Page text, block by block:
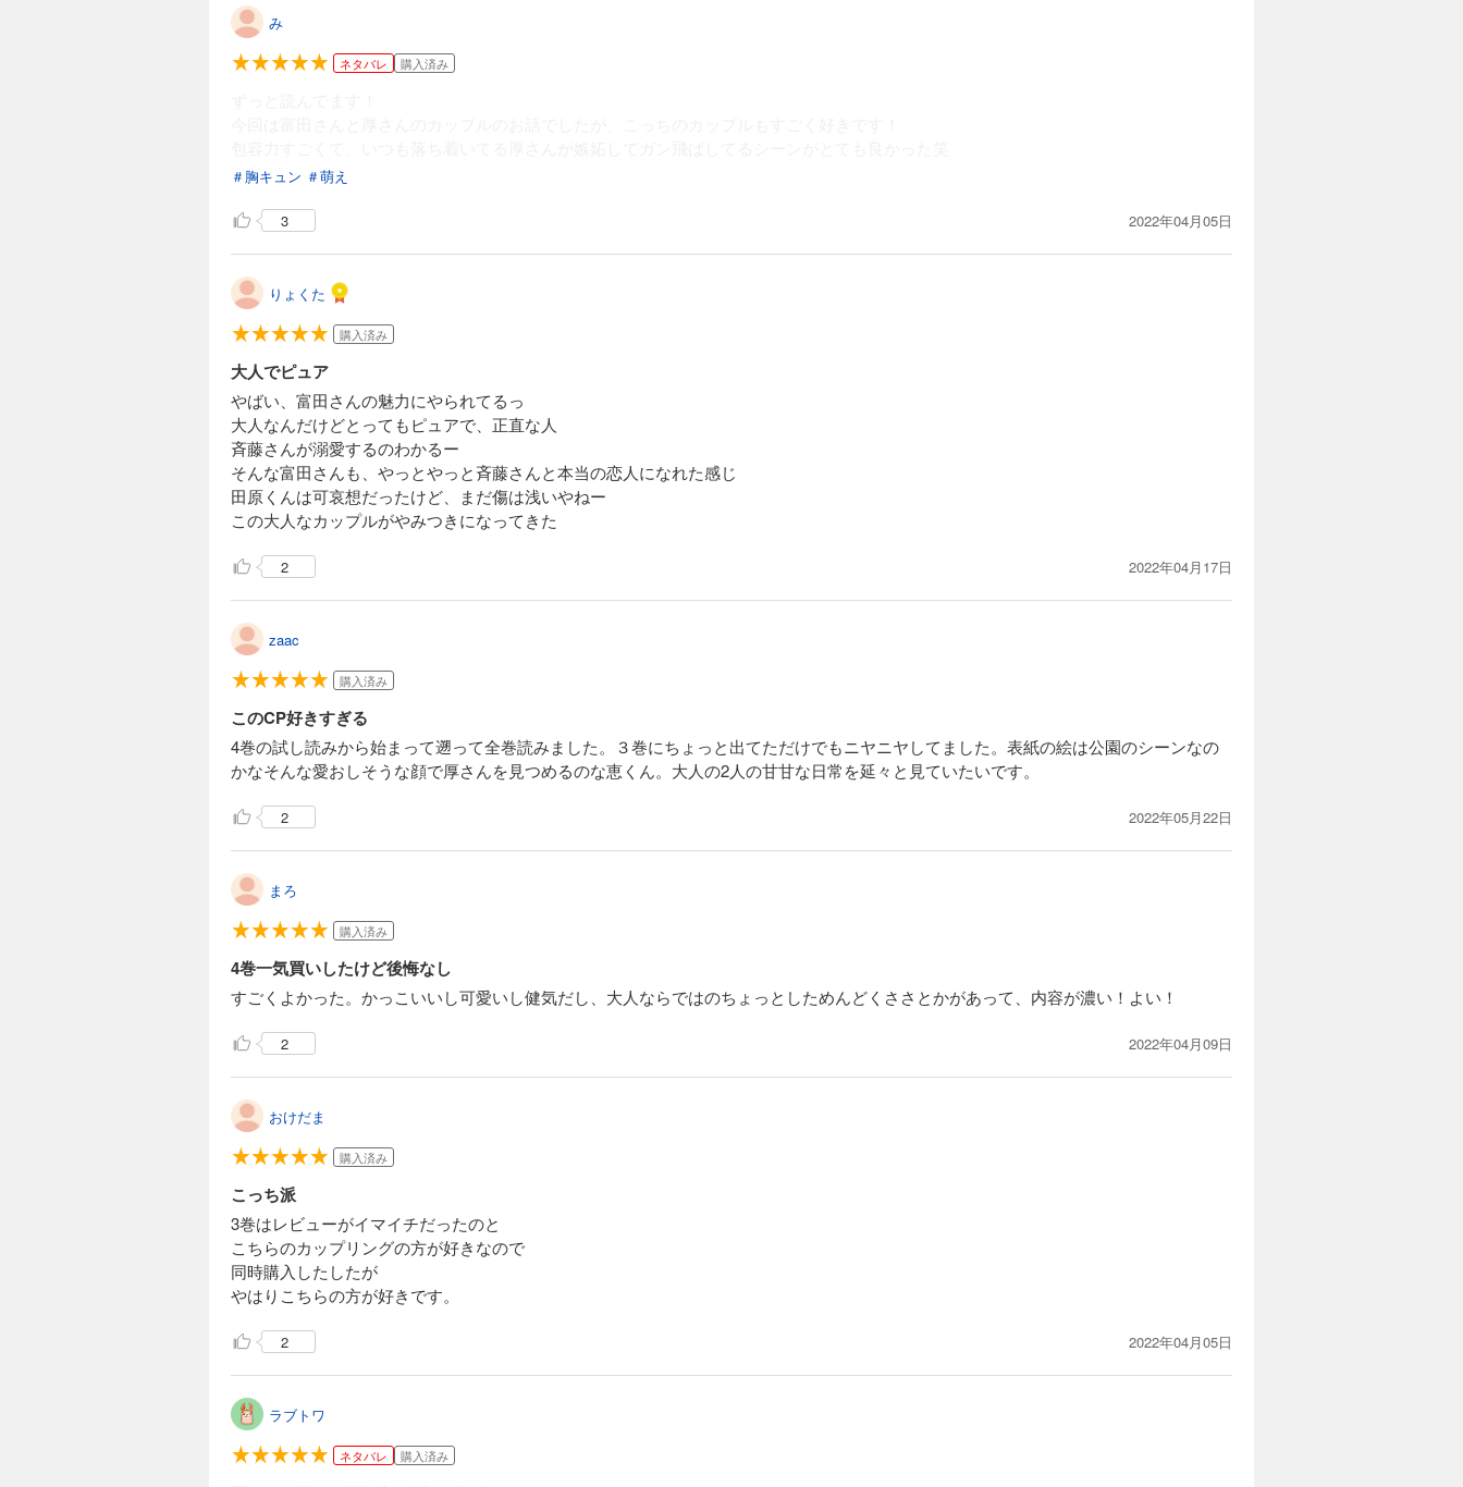
み
ネタバレ 購入済み
＃胸キュン ＃萌え
3 2022年04月05日
りょくた
購入済み
大人でピュア
やばい、富田さんの魅力にやられてるっ
大人なんだけどとってもピュアで、正直な人
斉藤さんが溺愛するのわかるー
そんな富田さんも、やっとやっと斉藤さんと本当の恋人になれた感じ
田原くんは可哀想だったけど、まだ傷は浅いやねー
この大人なカップルがやみつきになってきた
2 2022年04月17日
zaac
購入済み
このCP好きすぎる
4巻の試し読みから始まって遡って全巻読みました。３巻にちょっと出てただけでもニヤニヤしてました。表紙の絵は公園のシーンなの
かなそんな愛おしそうな顔で厚さんを見つめるのな恵くん。大人の2人の甘甘な日常を延々と見ていたいです。
2 2022年05月22日
まろ
購入済み
4巻一気買いしたけど後悔なし
すごくよかった。かっこいいし可愛いし健気だし、大人ならではのちょっとしためんどくささとかがあって、内容が濃い！よい！
2 2022年04月09日
おけだま
購入済み
こっち派
3巻はレビューがイマイチだったのと
こちらのカップリングの方が好きなので
同時購入したしたが
やはりこちらの方が好きです。
2 2022年04月05日
ラブトワ
ネタバレ 購入済み